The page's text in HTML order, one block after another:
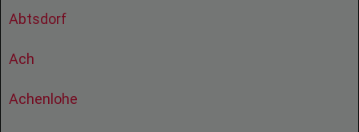
Abtsdorf
Ach
Achenlohe